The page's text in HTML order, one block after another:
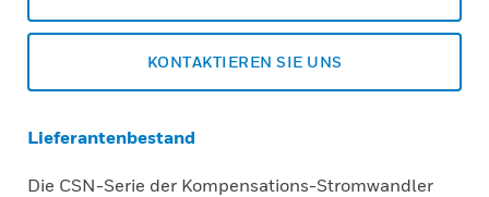
KONTAKTIEREN SIE UNS
Lieferantenbestand
Die CSN-Serie der Kompensations-Stromwandler